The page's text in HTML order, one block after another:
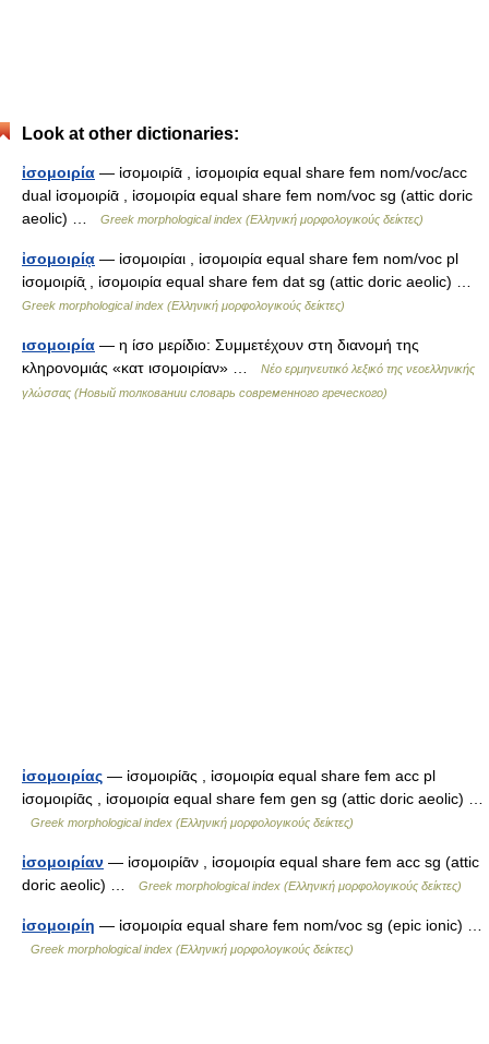
Look at other dictionaries:
ἰσομοιρία — ἰσομοιρίᾱ , ἰσομοιρία equal share fem nom/voc/acc
dual ἰσομοιρίᾱ , ἰσομοιρία equal share fem nom/voc sg (attic doric
aeolic) …
Greek morphological index (Ελληνική μορφολογικούς δείκτες)
ἰσομοιρίᾳ — ἰσομοιρίαι , ἰσομοιρία equal share fem nom/voc pl
ἰσομοιρίᾱͅ , ἰσομοιρία equal share fem dat sg (attic doric aeolic) …
Greek morphological index (Ελληνική μορφολογικούς δείκτες)
ισομοιρία — η ίσο μερίδιο: Συμμετέχουν στη διανομή της
κληρονομιάς «κατ ισομοιρίαν» …
Νέο ερμηνευτικό λεξικό της νεοελληνικής
γλώσσας (Новый толковании словарь современного греческого)
ἰσομοιρίας — ἰσομοιρίᾱς , ἰσομοιρία equal share fem acc pl
ἰσομοιρίᾱς , ἰσομοιρία equal share fem gen sg (attic doric aeolic) …
Greek morphological index (Ελληνική μορφολογικούς δείκτες)
ἰσομοιρίαν — ἰσομοιρίᾱν , ἰσομοιρία equal share fem acc sg (attic
doric aeolic) …
Greek morphological index (Ελληνική μορφολογικούς δείκτες)
ἰσομοιρίη — ἰσομοιρία equal share fem nom/voc sg (epic ionic) …
Greek morphological index (Ελληνική μορφολογικούς δείκτες)